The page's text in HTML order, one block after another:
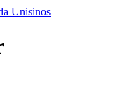
Unisinos